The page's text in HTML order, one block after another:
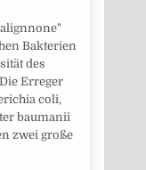
Bakterien
des
Erreger
coli,
baumanii
zwei große